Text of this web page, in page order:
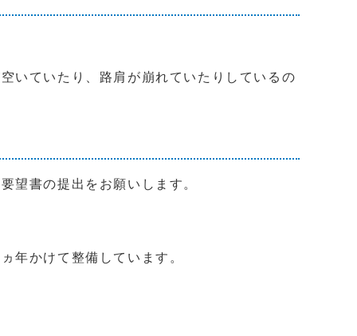
いていたり、路肩が崩れていたりしているの
望書の提出をお願いします。
年かけて整備しています。